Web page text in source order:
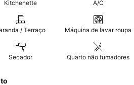
Kitchenette A/C
/ Terraço Máquina de lavar roupa
Secador Quarto não fumadores